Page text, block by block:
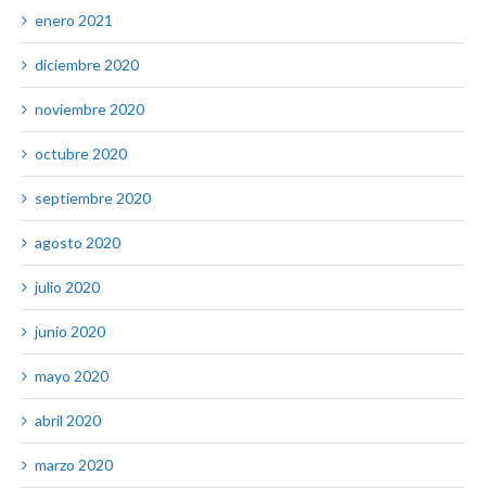
enero 2021
diciembre 2020
noviembre 2020
octubre 2020
septiembre 2020
agosto 2020
julio 2020
junio 2020
mayo 2020
abril 2020
marzo 2020